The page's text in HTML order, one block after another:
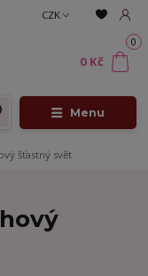
Menu
CZK
0
0 Kč
šťastný svět